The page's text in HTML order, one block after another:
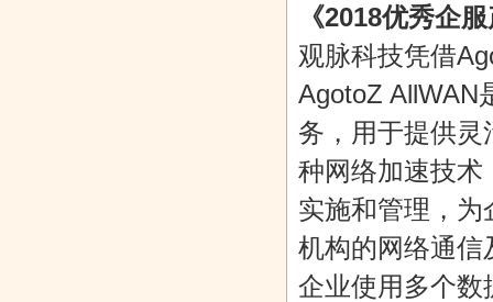
《2018优秀企
观脉科技凭借
AgotoZ AllWAN
务，用于提供灵
种网络加速技术
实施和管理，
机构的网络通信
企业使用多个数